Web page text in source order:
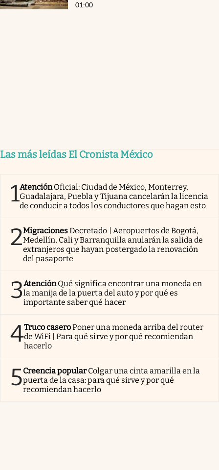
01:00
Las más leídas El Cronista México
1AtenciónOficial: Ciudad de México, Monterrey,
Guadalajara, Puebla y Tijuana cancelarán la licencia
de conducir a todos los conductores que hagan esto
2MigracionesDecretado | Aeropuertos de Bogotá,
Medellín, Cali y Barranquilla anularán la salida de
extranjeros que hayan postergado la renovación
del pasaporte
3AtenciónQué significa encontrar una moneda en
la manija de la puerta del auto y por qué es
importante saber qué hacer
4Truco caseroPoner una moneda arriba del router
de WiFi | Para qué sirve y por qué recomiendan
hacerlo
5Creencia popularColgar una cinta amarilla en la
puerta de la casa: para qué sirve y por qué
recomiendan hacerlo